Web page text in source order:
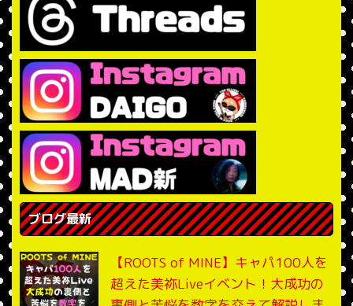
ブログ最新
【ROOTS of MINE】キャパ100人を
超えた美祢Liveイベント！大成功の